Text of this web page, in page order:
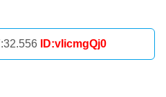
ID:vIicmgQj0